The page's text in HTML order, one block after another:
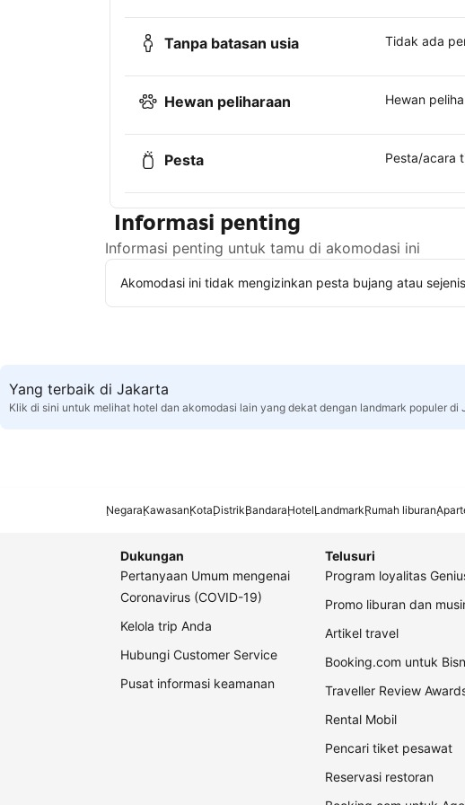
Tanpa batasan usia Tidak ada
Hewan peliharaan Hewan
Pesta Pesta/acara
Informasi penting
Informasi penting untuk tamu di akomodasi ini
Akomodasi ini tidak mengizinkan pesta bujang atau
Yang terbaik di Jakarta
Klik di sini untuk melihat hotel dan akomodasi lain yang dekat dengan landmark populer di
NegaraKawasanKotaDistrikBandaraHotelLandmarkRumah liburan
Dukungan
Pertanyaan Umum mengenai
Coronavirus (COVID-19)
Kelola trip Anda
Hubungi Customer Service
Pusat informasi keamanan
Telusuri
Program loyalitas
Promo liburan dan
Artikel travel
Booking.com untuk
Traveller Review
Rental Mobil
Pencari tiket pesawat
Reservasi restoran